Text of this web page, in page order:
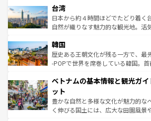
人々、おいしいローカルフードやハ
ク、伝統的なフラダンスなど、すべ
っている。訪れるたびに新しい発見
はコンテンツ一覧
リアリーフや大陸中央部にそびえる
ク）、タスマニアの美しい原生林や
ど、見どころがたくさん。また、カ
いる。アクティビティも充実してお
ビング、ハイキングなど、アウトド
い。オーストラリアの多彩な魅力を
参照してほしい。
台湾
日本から約４時間ほどでたどり着く
自然が織りなす魅力的な観光地。活
ン）、静ひつな山岳地帯である台湾
と山間の静けさが共存しており、訪
驚きをもたらしてくれる。また、奥
容にもいいと評判のスイーツなど、
照してほしい。
韓国
歴史ある王朝文化が残る一方で、最
-POPで世界を席巻している韓国。
き、地方に足を延ばせば四季折々の
できる。そして、キムチや焼肉、絶
まで、さまざまな韓国料理が待って
らではのナイトライフも堪能できる
ベトナムの基本情報と観光ガ
ット
豊かな自然と多様な文化が魅力的な
く伸びる国土には、広大な田園風景